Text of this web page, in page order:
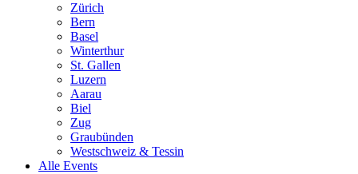
Zürich
Bern
Basel
Winterthur
St. Gallen
Luzern
Aarau
Biel
Zug
Graubünden
Westschweiz & Tessin
Alle Events